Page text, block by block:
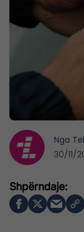
Nga
30/11/